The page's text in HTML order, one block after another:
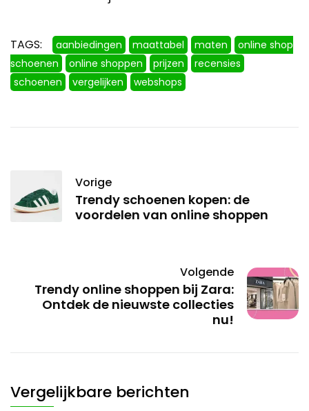
TAGS: aanbiedingen maattabel maten
online shop
schoenen
online shoppen prijzen
recensies
schoenen
vergelijken webshops
Vorige
Trendy schoenen kopen: de
voordelen van online shoppen
Volgende
Trendy online shoppen bij Zara:
Ontdek de nieuwste collecties
nu!
Vergelijkbare berichten